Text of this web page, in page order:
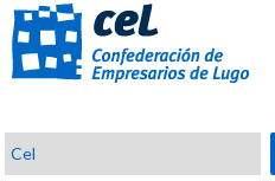
Confederación
de
Cel